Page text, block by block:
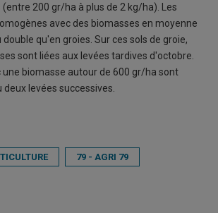
200 gr/ha à plus de 2 kg/ha). Les
avec des biomasses en moyenne
qu'en groies. Sur ces sols de groie,
sont liées aux levées tardives d'octobre.
une biomasse autour de 600 gr/ha sont
levées successives.
79 - AGRI 79